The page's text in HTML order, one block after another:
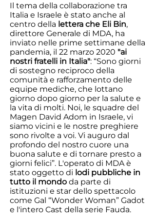
Il tema della collaborazione tra
Italia e Israele è stato anche al
centro della lettera che Eli Bin,
direttore Generale di MDA, ha
inviato nelle prime settimane della
pandemia, il 22 marzo 2020 "ai
nostri fratelli in Italia": “Sono giorni
di sostegno reciproco della
comunità e rafforzamento delle
equipe mediche, che lottano
giorno dopo giorno per la salute e
la vita di molti. Noi, le squadre del
Magen David Adom in Israele, vi
siamo vicini e le nostre preghiere
sono rivolte a voi. Vi auguro dal
profondo del nostro cuore una
buona salute e di tornare presto a
giorni felici”. L'operato di MDA è
stato oggetto di lodi pubbliche in
tutto il mondo da parte di
istituzioni e star dello spettacolo
come Gal “Wonder Woman” Gadot
e l'intero Cast della serie Fauda.